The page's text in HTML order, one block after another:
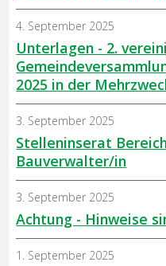
Unterlagen - 2.
2025 in der
4. September 2025
Stelleninserat
Bauverwalter/in
3. September 2025
Achtung - Hinweise
3. September 2025
1. September 2025